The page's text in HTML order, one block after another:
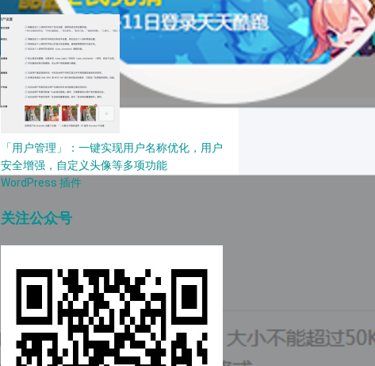
「用户管理」：一键实现用户名称优化，用户
安全增强，自定义头像等多项功能
WordPress 插件
关注公众号